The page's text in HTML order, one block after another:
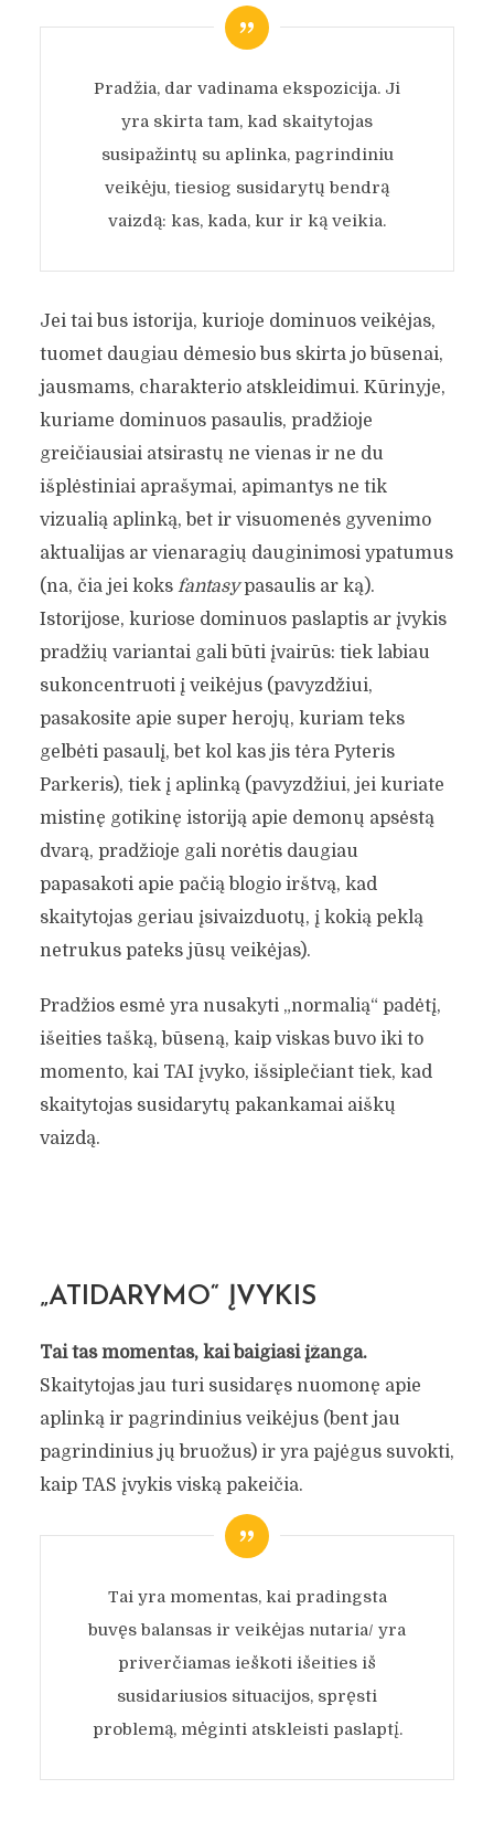
7 SVARBIOS KŪRINIO
DALYS IŠ KURIŲ
ISTORIJOS
Širšė Rašymo priemonės 7 min. skaitymo
Pradžia, dar vadinama ekspozicija. Ji
yra skirta tam, kad skaitytojas
susipažintų su aplinka, pagrindiniu
veikėju, tiesiog susidarytų bendrą
vaizdą: kas, kada, kur ir ką veikia.
Jei tai bus istorija, kurioje dominuos veikėjas,
tuomet daugiau dėmesio bus skirta jo būsenai,
jausmams, charakterio atskleidimui. Kūrinyje,
kuriame dominuos pasaulis, pradžioje
greičiausiai atsirastų ne vienas ir ne du
išplėstiniai aprašymai, apimantys ne tik
vizualią aplinką, bet ir visuomenės gyvenimo
aktualijas ar vienaragių dauginimosi ypatumus
(na, čia jei koks fantasypasaulis ar ką).
Istorijose, kuriose dominuos paslaptis ar įvykis
pradžių variantai gali būti įvairūs: tiek labiau
sukoncentruoti į veikėjus (pavyzdžiui,
pasakosite apie super herojų, kuriam teks
gelbėti pasaulį, bet kol kas jis tėra Pyteris
Parkeris), tiek į aplinką (pavyzdžiui, jei kuriate
mistinę gotikinę istoriją apie demonų apsėstą
dvarą, pradžioje gali norėtis daugiau
papasakoti apie pačią blogio irštvą, kad
skaitytojas geriau įsivaizduotų, į kokią peklą
netrukus pateks jūsų veikėjas).
Pradžios esmė yra nusakyti „normalią“ padėtį,
išeities tašką, būseną, kaip viskas buvo iki to
momento, kai TAI įvyko, išsiplečiant tiek, kad
skaitytojas susidarytų pakankamai aiškų
vaizdą.
„ATIDARYMO“ ĮVYKIS
Tai tas momentas, kai baigiasi įžanga.
Skaitytojas jau turi susidaręs nuomonę apie
aplinką ir pagrindinius veikėjus (bent jau
pagrindinius jų bruožus) ir yra pajėgus suvokti,
kaip TAS įvykis viską pakeičia.
Tai yra momentas, kai pradingsta
buvęs balansas ir veikėjas nutaria/ yra
priverčiamas ieškoti išeities iš
susidariusios situacijos, spręsti
problemą, mėginti atskleisti paslaptį.